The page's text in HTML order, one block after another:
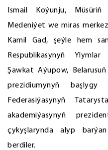
Ismail Koýunju,
Medeniýet we miras
Kamil Gad, şeýle hem
Respublikasynyň
Şawkat Aýupow,
prezidiumynyň başlygy
Federasiýasynyň
akademiýasynyň
çykyşlarynda alyp
berdiler.